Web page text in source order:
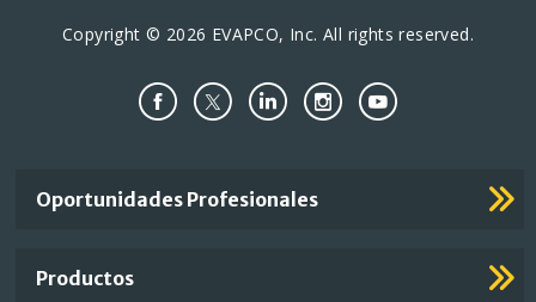
Copyright © 2026 EVAPCO, Inc. All rights reserved.
Important
Footer
Oportunidades Profesionales
Productos